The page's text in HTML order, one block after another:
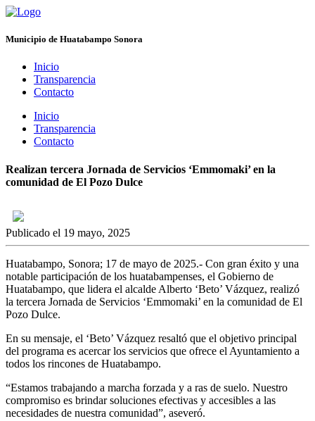
Municipio de Huatabampo Sonora
Inicio
Transparencia
Contacto
Inicio
Transparencia
Contacto
Realizan tercera Jornada de Servicios ‘Emmomaki’ en la
comunidad de El Pozo Dulce
Publicado el 19 mayo, 2025
Huatabampo, Sonora; 17 de mayo de 2025.- Con gran éxito y una
notable participación de los huatabampenses, el Gobierno de
Huatabampo, que lidera el alcalde Alberto ‘Beto’ Vázquez, realizó
la tercera Jornada de Servicios ‘Emmomaki’ en la comunidad de El
Pozo Dulce.
En su mensaje, el ‘Beto’ Vázquez resaltó que el objetivo principal
del programa es acercar los servicios que ofrece el Ayuntamiento a
todos los rincones de Huatabampo.
“Estamos trabajando a marcha forzada y a ras de suelo. Nuestro
compromiso es brindar soluciones efectivas y accesibles a las
necesidades de nuestra comunidad”, aseveró.